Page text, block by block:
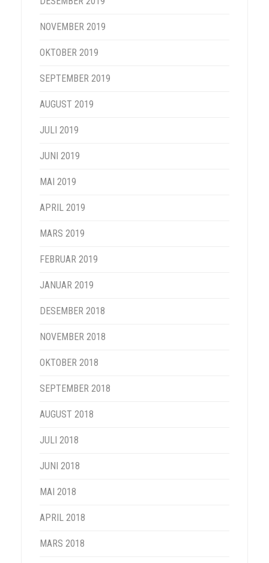
NOVEMBER 2019
OKTOBER 2019
SEPTEMBER 2019
AUGUST 2019
JULI 2019
JUNI 2019
MAI 2019
APRIL 2019
MARS 2019
FEBRUAR 2019
JANUAR 2019
DESEMBER 2018
NOVEMBER 2018
OKTOBER 2018
SEPTEMBER 2018
AUGUST 2018
JULI 2018
JUNI 2018
MAI 2018
APRIL 2018
MARS 2018